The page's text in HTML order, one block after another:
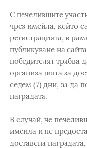
С печелившите
чрез имейла, който
регистрацията, в
публикуване на
победителят трябва
организацията за
седем (7) дни, за да
наградата.
В случай, че
имейла и не
доставена